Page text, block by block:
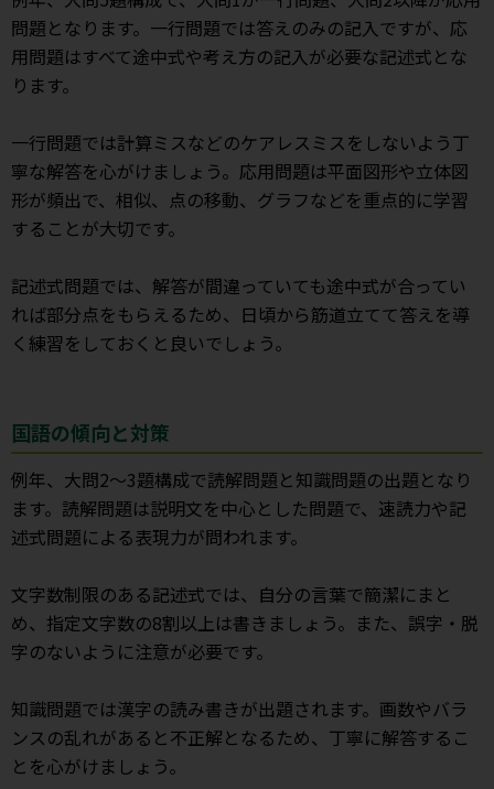
問題となります。一行問題では答えのみの記入ですが、応
用問題はすべて途中式や考え方の記入が必要な記述式とな
ります。
一行問題では計算ミスなどのケアレスミスをしないよう丁
寧な解答を心がけましょう。応用問題は平面図形や立体図
形が頻出で、相似、点の移動、グラフなどを重点的に学習
することが大切です。
記述式問題では、解答が間違っていても途中式が合ってい
れば部分点をもらえるため、日頃から筋道立てて答えを導
く練習をしておくと良いでしょう。
国語の傾向と対策
例年、大問2～3題構成で読解問題と知識問題の出題となり
ます。読解問題は説明文を中心とした問題で、速読力や記
述式問題による表現力が問われます。
文字数制限のある記述式では、自分の言葉で簡潔にまと
め、指定文字数の8割以上は書きましょう。また、誤字・脱
字のないように注意が必要です。
知識問題では漢字の読み書きが出題されます。画数やバラ
ンスの乱れがあると不正解となるため、丁寧に解答するこ
とを心がけましょう。